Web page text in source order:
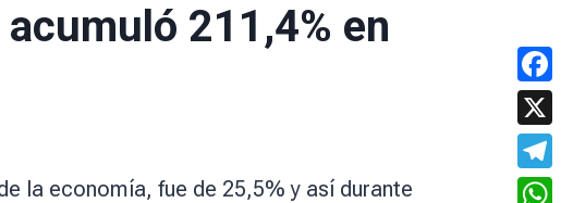
211,4% en
la economía, fue de 25,5% y así durante
X